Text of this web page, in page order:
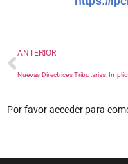
ANTERIOR
Por favor acceder para